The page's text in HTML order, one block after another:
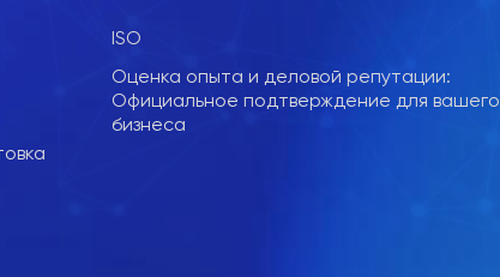
ISO
Оценка опыта и деловой репутации:
Официальное подтверждение для вашего
бизнеса